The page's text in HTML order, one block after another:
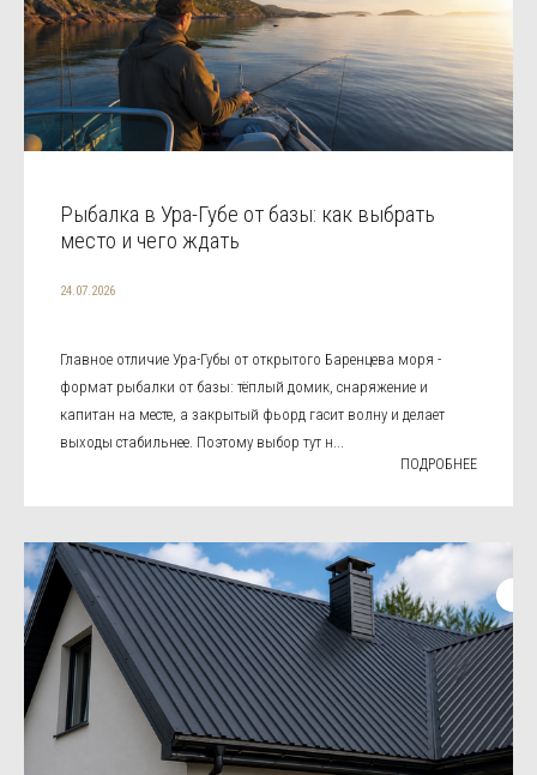
Рыбалка в Ура-Губе от базы: как выбрать
место и чего ждать
24.07.2026
Главное отличие Ура-Губы от открытого Баренцева моря -
формат рыбалки от базы: тёплый домик, снаряжение и
капитан на месте, а закрытый фьорд гасит волну и делает
выходы стабильнее. Поэтому выбор тут н...
ПОДРОБНЕЕ